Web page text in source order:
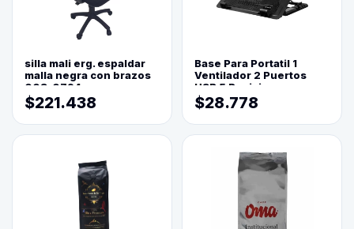
silla mali erg. espaldar
malla negra con brazos
003-0794
$221.438
Base Para Portatil 1
Ventilador 2 Puertos
USB 5 Posiciones
$28.778